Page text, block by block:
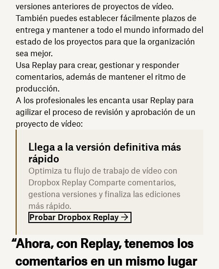
versiones anteriores de proyectos de vídeo.
También puedes establecer fácilmente plazos de
entrega y mantener a todo el mundo informado del
estado de los proyectos para que la organización
sea mejor.
Usa Replay para crear, gestionar y responder
comentarios, además de mantener el ritmo de
producción.
A los profesionales les encanta usar Replay para
agilizar el proceso de revisión y aprobación de un
proyecto de vídeo:
Llega a la versión definitiva más
rápido
Optimiza tu flujo de trabajo de vídeo con
Dropbox Replay Comparte comentarios,
gestiona versiones y finaliza las ediciones
más rápido.
Probar Dropbox Replay
“Ahora, con Replay, tenemos los
comentarios en un mismo lugar